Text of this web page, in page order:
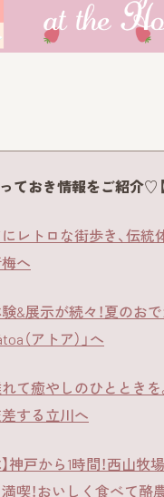
ておき情報をご紹介♡【
レトロな街歩き、伝統
へ
&展示が続々！夏のお
（アトア）」へ
て癒やしのひとときを
する立川へ
神戸から1時間！西山牧
喫！おいしく食べて酪